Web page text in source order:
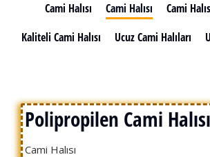
Cami Halısı
Cami Halısı
Cami
Kaliteli Cami Halısı
Ucuz Cami Halıları
Polipropilen Cami Halısı
Cami Halısı